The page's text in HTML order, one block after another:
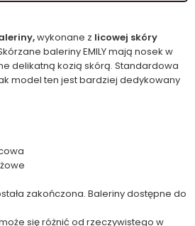
,wykonane z licowej skóry
baleriny EMILY mają nosek w
delikatną kozią skórą. Standardowa
model ten jest bardziej dedykowany
zakończona. Baleriny dostępne do
się różnić od rzeczywistego w